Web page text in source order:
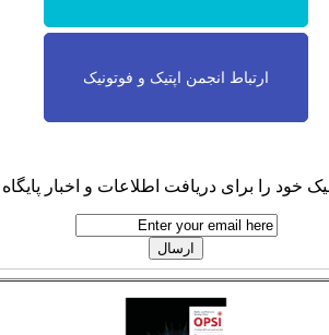
ارتباط انجمن اپتیک و فوتونیک
خود را برای دریافت اطلاعات و اخبار پایگاه